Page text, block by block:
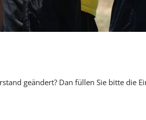
geändert? Dan füllen Sie bitte die